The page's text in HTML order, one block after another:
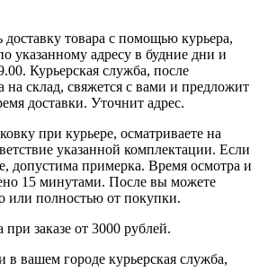
доставку товара с помощью курьера,
указанному адресу в будние дни и
Курьерская служба, после
на склад, свяжется с вами и предложит
доставки. Уточнит адрес.
при курьере, осматриваете на
указанной комплектации. Если
допустима примерка. Время осмотра и
15 минутами. После вы можете
или полностью от покупки.
при заказе от 3000 рублей.
в вашем городе курьерская служба,